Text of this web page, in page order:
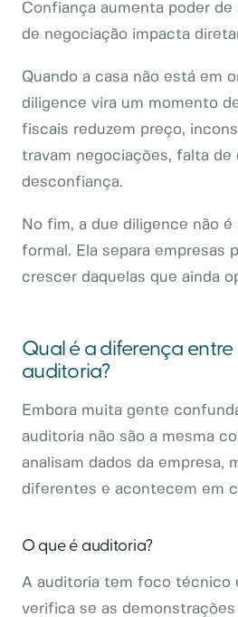
Confiança aumenta poder de
de negociação impacta
Quando a casa não está em
diligence vira um momento
fiscais reduzem preço,
travam negociações, falta de
desconfiança.
No fim, a due diligence não é
formal. Ela separa empresas
crescer daquelas que ainda
Qual é a diferença
auditoria?
Embora muita gente
auditoria não são a mesma
analisam dados da empresa,
diferentes e acontecem em
O que é auditoria?
A auditoria tem foco técnico
verifica se as